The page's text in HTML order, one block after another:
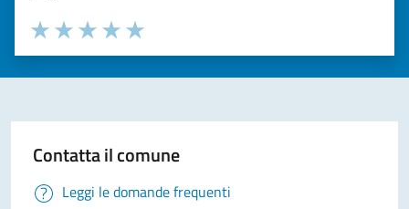
Valuta la chiarezza delle informazioni (da 1 a 5 stelle)
Seleziona il numero di stelle per valutare la chiarezza delle
Valuta 5 stelle su 5
Valuta 4 stelle su 5
Valuta 3 stelle su 5
Valuta 2 stelle su 5
Valuta 1 stelle su 5
Contatta il comune
Leggi le domande frequenti